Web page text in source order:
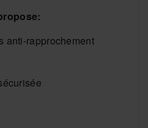
anti-rapprochement